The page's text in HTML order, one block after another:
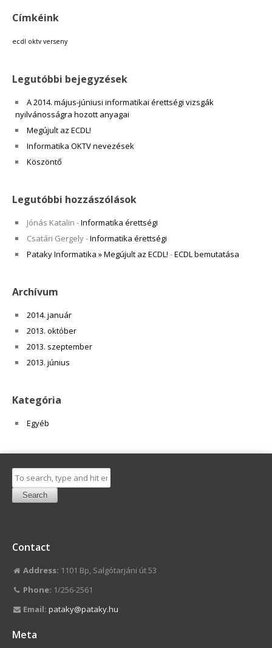
Címkéink
ecdl oktv verseny
Legutóbbi bejegyzések
A 2014. május-júniusi informatikai érettségi vizsgák
nyilvánosságra hozott anyagai
Megújult az ECDL!
Informatika OKTV nevezések
Köszöntő
Legutóbbi hozzászólások
Jónás Katalin -Informatika érettségi
Csatári Gergely-Informatika érettségi
Pataky Informatika » Megújult az ECDL! -ECDL bemutatása
Archívum
2014. január
2013. október
2013. szeptember
2013. június
Kategória
Egyéb
Search
Contact
Address: 1101 Bp, Salgótarjáni út 53
Phone: 1/256-2561
Email: pataky@pataky.hu
Meta